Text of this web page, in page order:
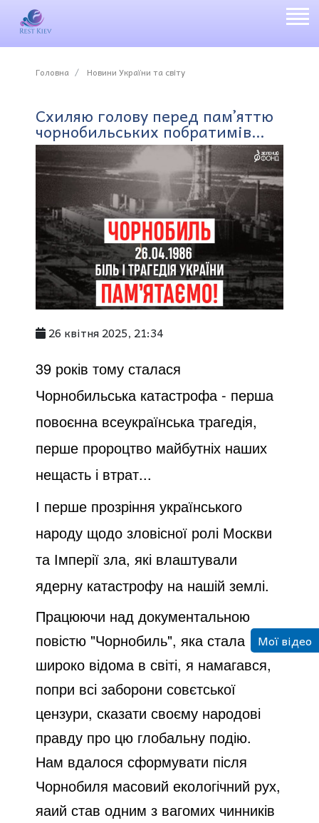
Головна Новини України та світу
Схиляю голову перед памʼяттю
чорнобильських побратимів…
26 квітня 2025, 21:34
39 років тому сталася
Чорнобильська катастрофа - перша
повоєнна всеукраїнська трагедія,
перше пророцтво майбутніх наших
нещасть і втрат...
І перше прозріння українського
народу щодо зловісної ролі Москви
та Імперії зла, які влаштували
ядерну катастрофу на нашій землі.
Працюючи над документальною
повістю "Чорнобиль", яка стала
широко відома в світі, я намагався,
попри всі заборони совєтської
цензури, сказати своєму народові
правду про цю глобальну подію.
Нам вдалося сформувати після
Чорнобиля масовий екологічний рух,
яаий став одним з вагомих чинників
Мої відео